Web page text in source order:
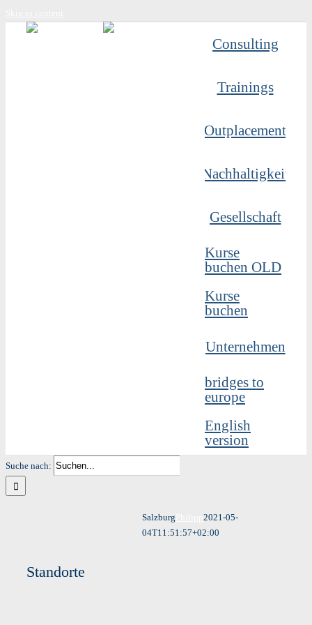
Consulting
Trainings
Outplacement
Nachhaltigkeit
Gesellschaft
Kurse
buchen OLD
Kurse
buchen
Unternehmen
bridges to
europe
English
version
Suche nach:
Salzburg
2021-05-
04T11:51:57+02:00
Standorte